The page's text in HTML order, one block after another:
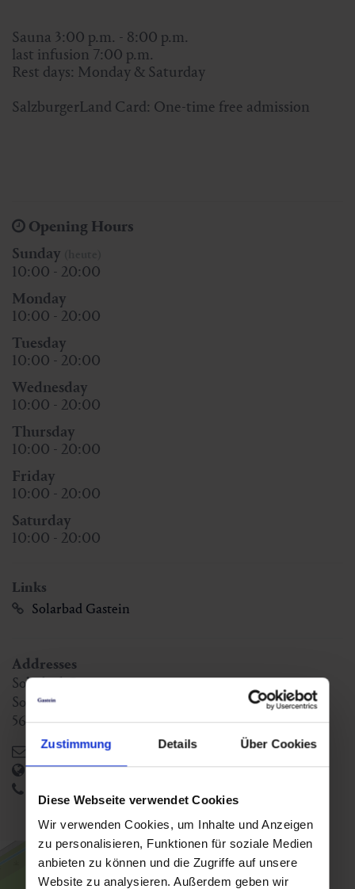
Zustimmung Details Über Cookies
Diese Webseite verwendet Cookies
Wir verwenden Cookies, um Inhalte und Anzeigen
zu personalisieren, Funktionen für soziale Medien
anbieten zu können und die Zugriffe auf unsere
Website zu analysieren. Außerdem geben wir
Sauna 3:00 p.m. - 8:00 p.m.
last infusion 7:00 p.m.
Rest days: Monday & Saturday
SalzburgerLand Card: One-time free admission
Opening Hours
Sunday
10:00 - 20:00
Monday
10:00 - 20:00
Tuesday
10:00 - 20:00
Wednesday
10:00 - 20:00
Thursday
10:00 - 20:00
Friday
10:00 - 20:00
Saturday
10:00 - 20:00
Links
Solarbad Gastein
Addresses
Solarbad Gastein
Solarbadstraße 24
5632Dorfgastein,AT
info@solarbad.at
https://solarbad.at/